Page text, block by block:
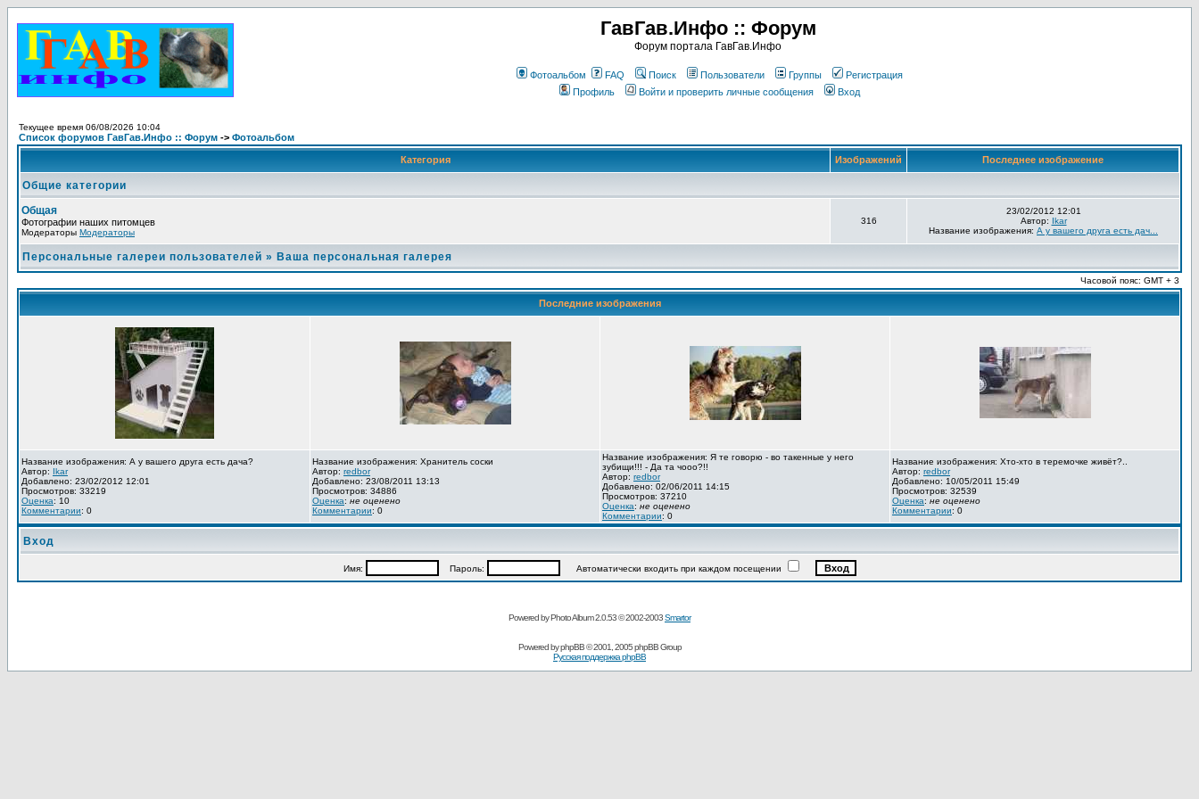
ГавГав.Инфо :: Форум
Форум портала ГавГав.Инфо
Фотоальбом FAQ Поиск Пользователи Группы
Регистрация
Профиль
Войти и проверить личные сообщения Вход
Текущее время 06/08/2026 10:04
Список форумов ГавГав.Инфо :: Форум -> Фотоальбом
Категория Изображений Последнее изображение
Общие категории
Общая
Фотографии наших питомцев
Модераторы Модераторы
316
23/02/2012 12:01
Автор: Ikar
Название изображения: А у вашего друга есть дач...
Персональные галереи пользователей » Ваша персональная галерея
Часовой пояс: GMT + 3
Последние изображения
Название изображения: А у вашего друга есть дача?
Автор: Ikar
Добавлено: 23/02/2012 12:01
Просмотров: 33219
Оценка: 10
Комментарии: 0
Название изображения: Хранитель соски
Автор: redbor
Добавлено: 23/08/2011 13:13
Просмотров: 34886
Оценка: не оценено
Комментарии: 0
Название изображения: Я те говорю - во такенные у него
зубищи!!! - Да та чооо?!!
Автор: redbor
Добавлено: 02/06/2011 14:15
Просмотров: 37210
Оценка: не оценено
Комментарии: 0
Название изображения: Хто-хто в теремочке живёт?..
Автор: redbor
Добавлено: 10/05/2011 15:49
Просмотров: 32539
Оценка: не оценено
Комментарии: 0
Вход
Имя: Пароль: Автоматически входить при каждом посещении
Powered by Photo Album 2.0.53 © 2002-2003Smartor
Powered byphpBB© 2001, 2005 phpBB Group
Русская поддержка phpBB